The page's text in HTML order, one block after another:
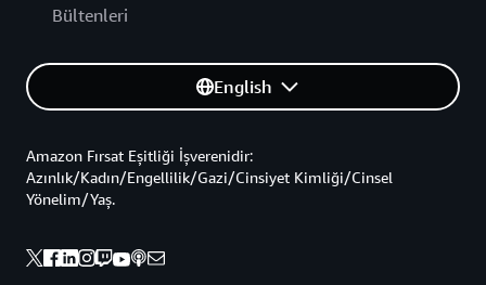
Bültenleri
English
Amazon Fırsat Eşitliği İşverenidir:
Azınlık/Kadın/Engellilik/Gazi/Cinsiyet Kimliği/Cinsel
Yönelim/Yaş.